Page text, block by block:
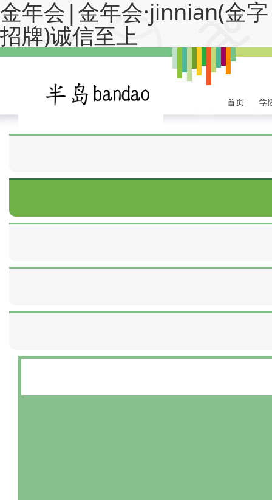
金年会|金年会·jinnian(金字
招牌)诚信至上
首页 学